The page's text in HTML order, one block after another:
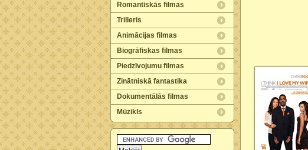
Romantiskās filmas
Trilleris
Animācijas filmas
Biogrāfiskas filmas
Piedzīvojumu filmas
Zinātniskā fantastika
Dokumentālās filmas
Mūzikls